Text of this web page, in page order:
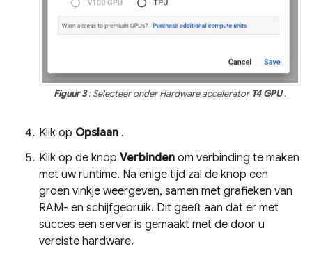
Figuur 3: Selecteer onder Hardware accelerator T4 GPU.
Klik op Opslaan .
Klik op de knop Verbinden om verbinding te maken
met uw runtime. Na enige tijd zal de knop een
groen vinkje weergeven, samen met grafieken van
RAM- en schijfgebruik. Dit geeft aan dat er met
succes een server is gemaakt met de door u
vereiste hardware.